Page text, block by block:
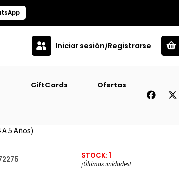
Iniciar sesión/Registrarse
GiftCards Ofertas
4-5 Años
5 Años)
STOCK: 1
¡Últimas unidades!